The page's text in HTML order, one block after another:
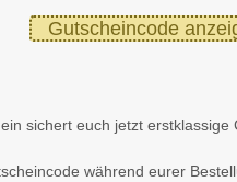
Gutscheincode
sichert euch jetzt erstklassige
während eurer